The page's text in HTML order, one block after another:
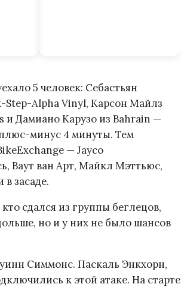
5 человек: Себастьян
Step-Alpha Vinyl, Карсон Майлз
и Дамиано Карузо из Bahrain —
минус 4 минуты. Тем
— Jayco
Ваут ван Арт, Майкл Мэттьюс,
засаде.
сдался из группы беглецов,
но и у них не было шансов
Симмонс. Паскаль Энкхорн,
к этой атаке. На старте